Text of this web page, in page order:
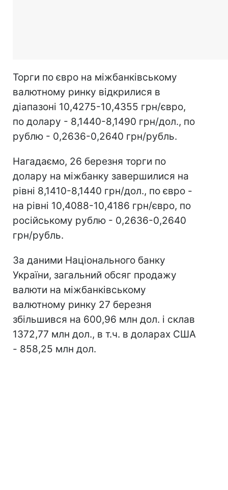
Торги по євро на міжбанківському
валютному ринку відкрилися в
діапазоні 10,4275-10,4355 грн/євро,
по долару - 8,1440-8,1490 грн/дол., по
рублю - 0,2636-0,2640 грн/рубль.
Нагадаємо, 26 березня торги по
долару на міжбанку завершилися на
рівні 8,1410-8,1440 грн/дол., по євро -
на рівні 10,4088-10,4186 грн/євро, по
російському рублю - 0,2636-0,2640
грн/рубль.
За даними Національного банку
України, загальний обсяг продажу
валюти на міжбанківському
валютному ринку 27 березня
збільшився на 600,96 млн дол. і склав
1372,77 млн дол., в т.ч. в доларах США
- 858,25 млн дол.